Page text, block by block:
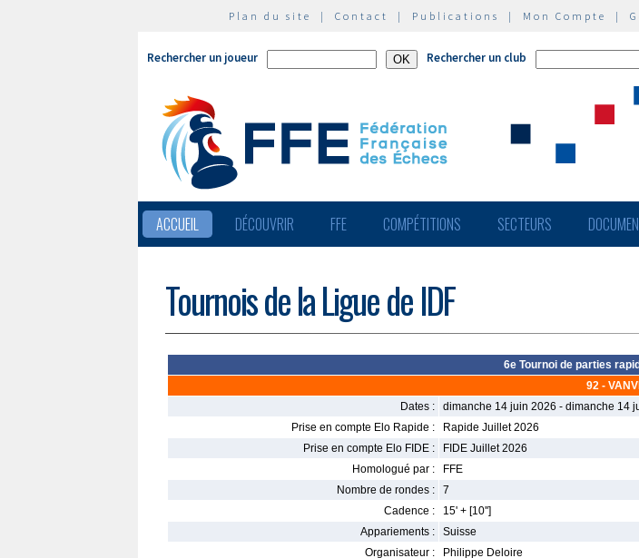
Plan du site | Contact | Publications | Mon Compte |
Rechercher un joueur Rechercher un club
ACCUEIL DÉCOUVRIR FFE COMPÉTITIONS SECTEURS
Tournois de la Ligue de IDF
6e Tournoi de parties
92 -
Dates :
dimanche 14 juin 2026 - dimanche 14
Prise en compte Elo Rapide :
Rapide Juillet 2026
Prise en compte Elo FIDE :
FIDE Juillet 2026
Homologué par :
FFE
Nombre de rondes :
7
Cadence :
15' + [10'']
Appariements :
Suisse
Organisateur :
Philippe Deloire